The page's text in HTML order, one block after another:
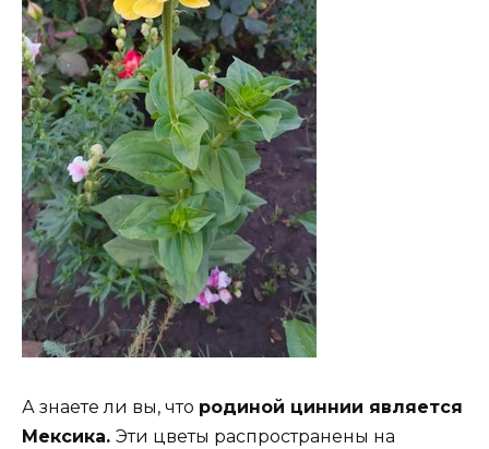
А знаете ли вы, что родиной циннии является
Мексика. Эти цветы распространены на